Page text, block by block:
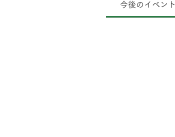
今後のイベント